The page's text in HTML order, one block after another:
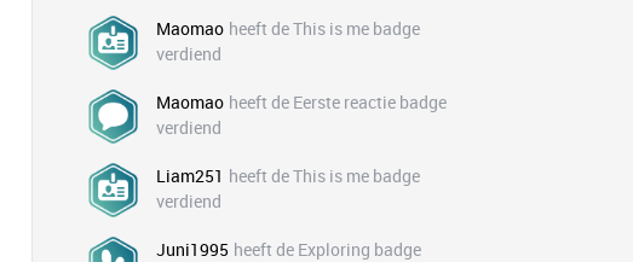
Maomao heeft de This is me badge
verdiend
Maomao heeft de Eerste reactie badge
verdiend
Liam251 heeft de This is me badge
verdiend
Juni1995 heeft de Exploring badge